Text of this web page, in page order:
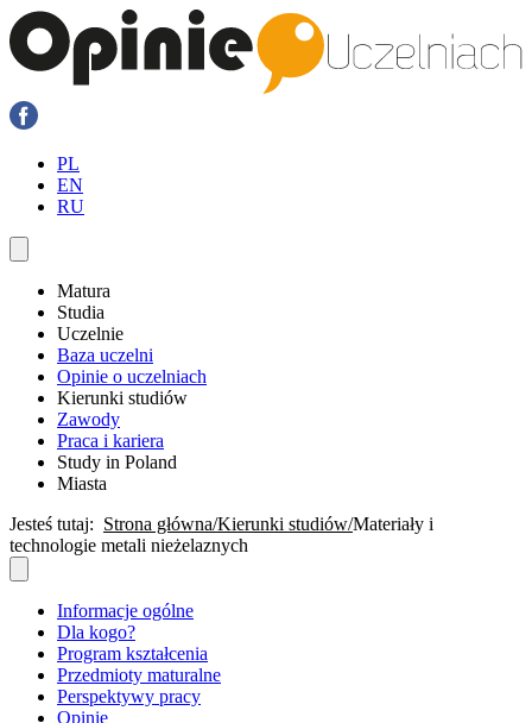
PL
EN
RU
Matura
Studia
Uczelnie
Baza uczelni
Opinie o uczelniach
Kierunki studiów
Zawody
Praca i kariera
Study in Poland
Miasta
Jesteś tutaj: Strona główna Kierunki studiów Materiały i
technologie metali nieżelaznych
Informacje ogólne
Dla kogo?
Program kształcenia
Przedmioty maturalne
Perspektywy pracy
Opinie